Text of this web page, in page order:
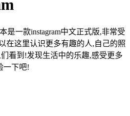
是一款instagram中文正式版,非常受
在这里认识更多有趣的人,自己的照
看到!发现生活中的乐趣,感受更多
一下吧!